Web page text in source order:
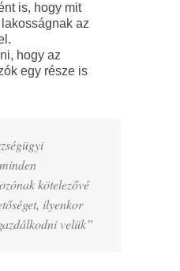
is, hogy mit
az
hogy az
egy része is
kötelezővé
ilyenkor
velük”